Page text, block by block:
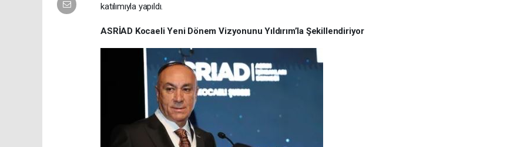
katılımıyla yapıldı.
ASRİAD Kocaeli Yeni Dönem Vizyonunu Yıldırım’la Şekillendiriyor